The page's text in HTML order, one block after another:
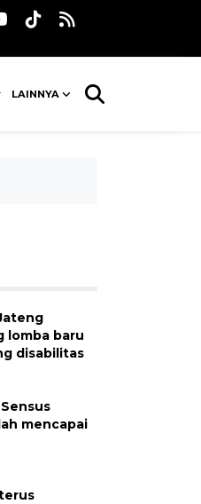
LAINNYA
lomba baru
disabilitas
mencapai